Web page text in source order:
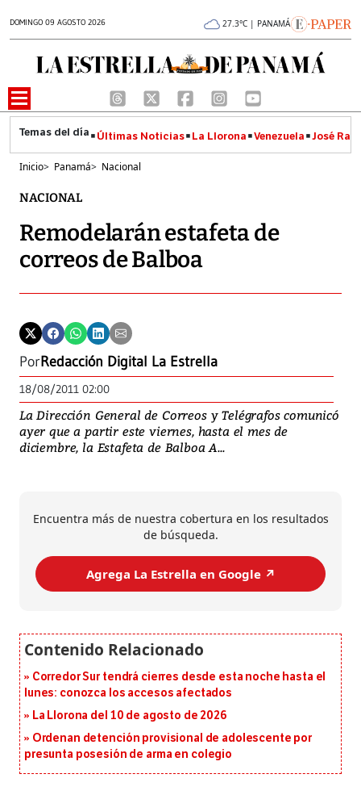
DOMINGO 09 AGOSTO 2026 27.3°C | PANAMÁ
Últimas Noticias La Llorona Venezuela José
Inicio> Panamá> Nacional
NACIONAL
Remodelarán estafeta de
correos de Balboa
PorRedacción Digital La Estrella
18/08/2011 02:00
La Dirección General de Correos y Telégrafos comunicó
ayer que a partir este viernes, hasta el mes de
diciembre, la Estafeta de Balboa A...
Encuentra más de nuestra cobertura en los resultados
de búsqueda.
Agrega La Estrella en Google ↗️
Corredor Sur tendrá cierres desde esta noche hasta el
lunes: conozca los accesos afectados
La Llorona del 10 de agosto de 2026
Ordenan detención provisional de adolescente por
presunta posesión de arma en colegio